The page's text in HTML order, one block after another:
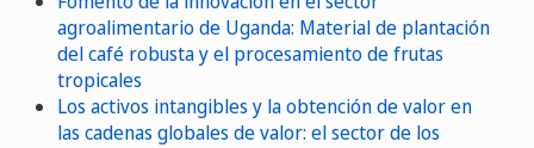
agroalimentario de Uganda: Material de plantación
del café robusta y el procesamiento de frutas
tropicales
Los activos intangibles y la obtención de valor en
las cadenas globales de valor: el sector de los